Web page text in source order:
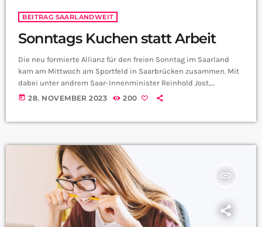
BEITRAG SAARLANDWEIT
Sonntags Kuchen statt Arbeit
Die neu formierte Allianz für den freien Sonntag im Saarland
kam am Mittwoch am Sportfeld in Saarbrücken zusammen. Mit
dabei unter andrem Saar-Innenminister Reinhold Jost,
Komponist Frank Nisgern, FCS Trainer Rüdiger Ziehl und
today 28. NOVEMBER 2023 200
insert_link